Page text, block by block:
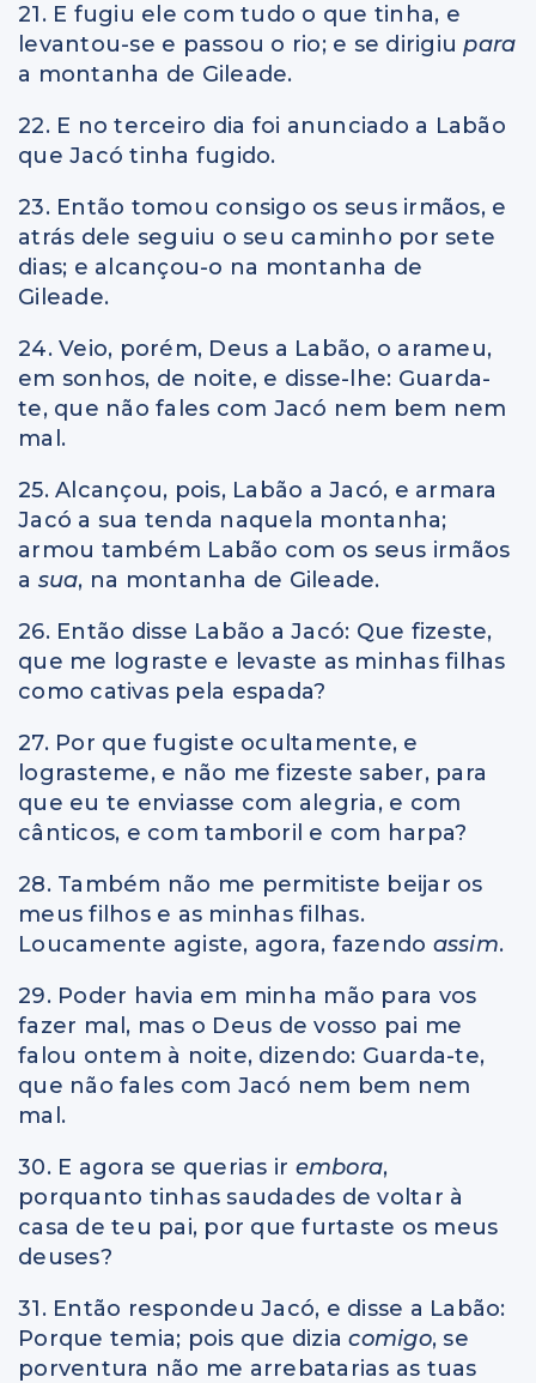
21. E fugiu ele com tudo o que tinha, e
levantou-se e passou o rio; e se dirigiupara
a montanha de Gileade.
22. E no terceiro dia foi anunciado a Labão
que Jacó tinha fugido.
23. Então tomou consigo os seus irmãos, e
atrás dele seguiu o seu caminho por sete
dias; e alcançou-o na montanha de
Gileade.
24. Veio, porém, Deus a Labão, o arameu,
em sonhos, de noite, e disse-lhe: Guarda-
te, que não fales com Jacó nem bem nem
mal.
25. Alcançou, pois, Labão a Jacó, e armara
Jacó a sua tenda naquela montanha;
armou também Labão com os seus irmãos
a sua, na montanha de Gileade.
26. Então disse Labão a Jacó: Que fizeste,
que me lograste e levaste as minhas filhas
como cativas pela espada?
27. Por que fugiste ocultamente, e
lograsteme, e não me fizeste saber, para
que eu te enviasse com alegria, e com
cânticos, e com tamboril e com harpa?
28. Também não me permitiste beijar os
meus filhos e as minhas filhas.
Loucamente agiste, agora, fazendo assim.
29. Poder havia em minha mão para vos
fazer mal, mas o Deus de vosso pai me
falou ontem à noite, dizendo: Guarda-te,
que não fales com Jacó nem bem nem
mal.
30. E agora se querias ir embora,
porquanto tinhas saudades de voltar à
casa de teu pai, por que furtaste os meus
deuses?
31. Então respondeu Jacó, e disse a Labão:
Porque temia; pois que diziacomigo, se
porventura não me arrebatarias as tuas